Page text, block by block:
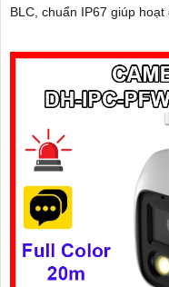
BLC, chuẩn IP67 giúp